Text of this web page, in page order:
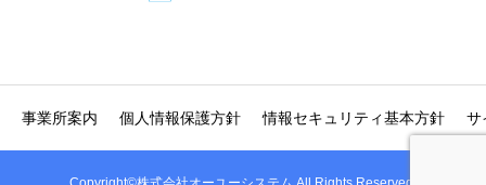
事業所案内 個人情報保護方針 情報セキュリティ基本方針 サ